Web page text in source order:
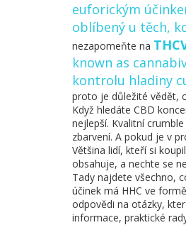
euforickým
oblíbený u těch,
nezapomeňte na
known as
kontrolu hladiny
proto je důležité vědět,
Když hledáte CBD
nejlepší. Kvalitní
zbarvení. A pokud je v
Většina lidí, kteří si
obsahuje, a nechte se
Tady najdete všechno,
účinek má HHC ve
odpovědi na otázky,
informace, praktické